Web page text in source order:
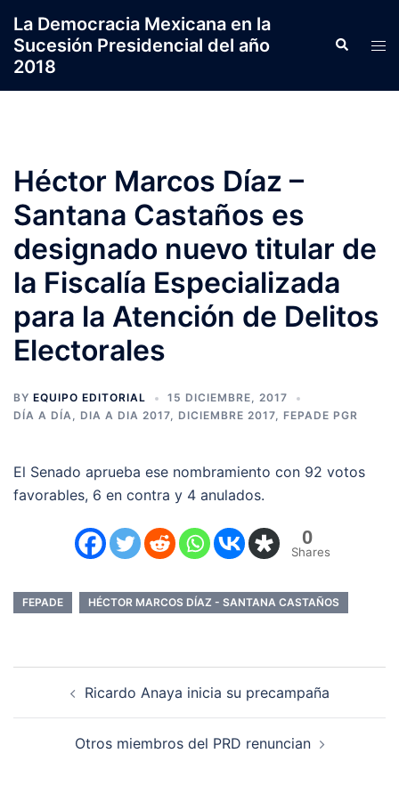
contenido
La Democracia Mexicana en la
Sucesión Presidencial del año
2018
Search
Héctor Marcos Díaz –
Santana Castaños es
designado nuevo titular de
la Fiscalía Especializada
para la Atención de Delitos
Electorales
BY EQUIPO EDITORIAL
15 DICIEMBRE, 2017
DÍA A DÍA, DIA A DIA 2017, DICIEMBRE 2017, FEPADE PGR
El Senado aprueba ese nombramiento con 92 votos
favorables, 6 en contra y 4 anulados.
0
Shares
FEPADE HÉCTOR MARCOS DÍAZ - SANTANA CASTAÑOS
Ricardo Anaya inicia su precampaña
Otros miembros del PRD renuncian